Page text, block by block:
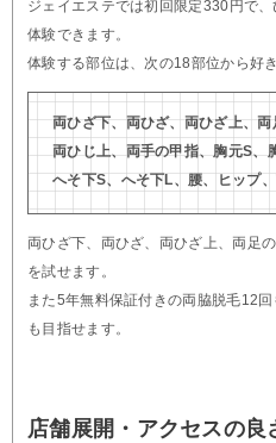
ジェイエステでは初回限定330円で
体験できます。
体験する部位は、次の18部位から好
両ひざ下、両ひざ、両ひざ上、
両ひじ上、両手の甲指、胸元S、
へそ下S、へそ下L、腰、ヒップ
両ひざ下、両ひざ、両ひざ上、両足
を試せます。
また5年無料保証付きの両脇脱毛12
も目指せます。
店舗展開・アクセスの良